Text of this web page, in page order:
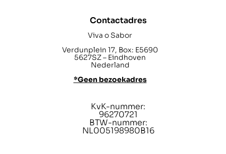
Contactadres
Viva o Sabor
Verdunplein 17, Box: E5690
5627SZ – Eindhoven
Nederland
*Geen bezoekadres
KvK-nummer:
96270721
BTW-nummer:
NL005198980B16